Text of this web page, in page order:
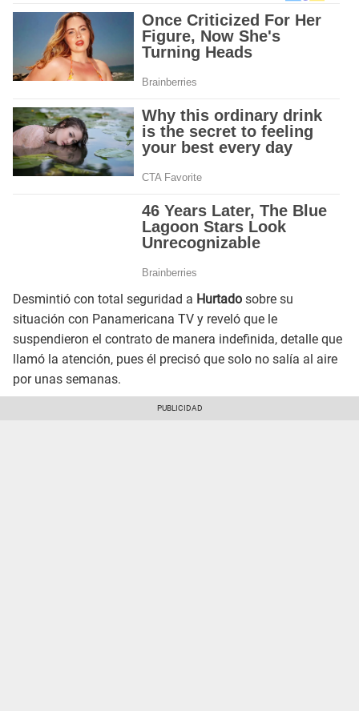
Desmintió con total seguridad a Hurtado sobre su
situación con Panamericana TV y reveló que le
suspendieron el contrato de manera indefinida, detalle que
llamó la atención, pues él precisó que solo no salía al aire
por unas semanas.